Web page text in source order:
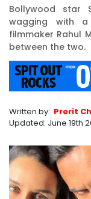
Bollywood star
wagging with
filmmaker Rahul
between the two.
Written by: Prerit
Updated: June 19th